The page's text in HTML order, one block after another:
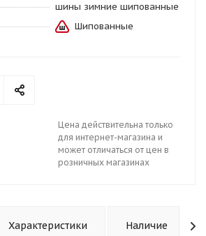
шины зимние шипованные
Шипованные
Цена действительна только
для интернет-магазина и
может отличаться от цен в
розничных магазинах
Характеристики Наличие